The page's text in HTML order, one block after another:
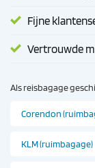
Fijne
Vertrouwde
Als reisbagage
Corendon
KLM (ruimbagage)